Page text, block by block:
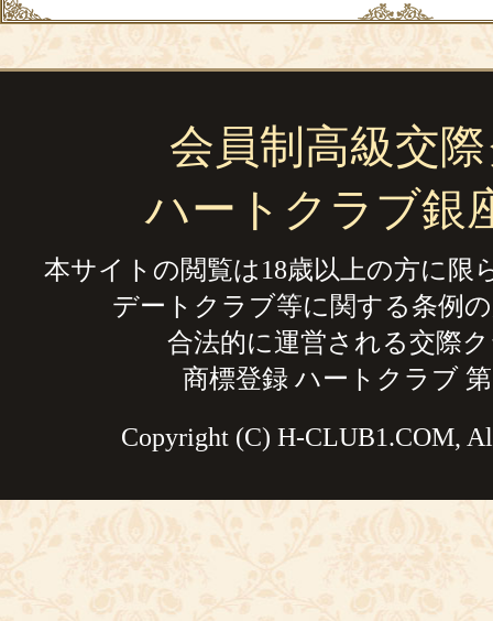
会員制高級交
ハートクラブ銀
本サイトの閲覧は18歳以上の方に限
デートクラブ等に関する条例
合法的に運営される交際
商標登録 ハートクラブ 第
Copyright (C) H-CLUB1.COM,